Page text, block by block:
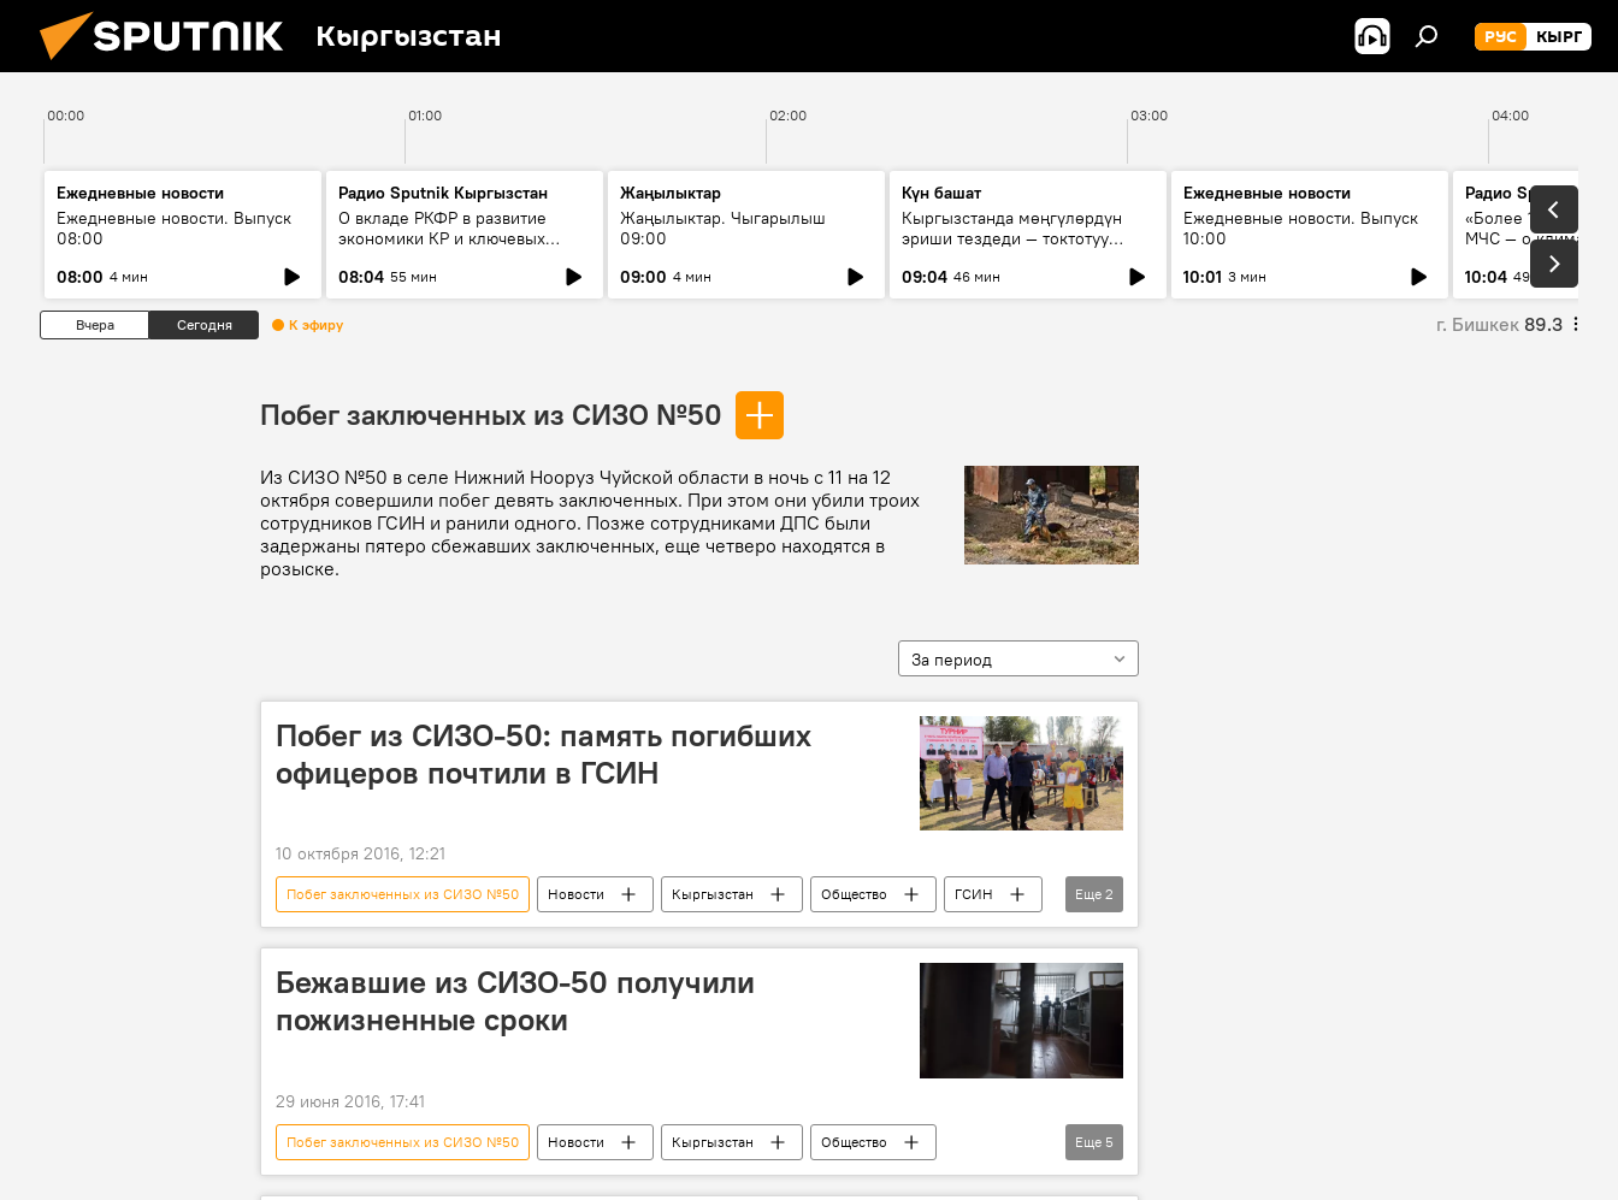
Кыргызстан РУС КЫРГ
00:00 01:00 02:00 03:00 04:00
Ежедневные новости
Ежедневные новости. Выпуск
08:00
08:00 4 мин
Радио Sputnik Кыргызстан
О вкладе РКФР в развитие
экономики КР и ключевых
08:04 55 мин
Жаңылыктар
Жаңылыктар. Чыгарылыш
09:00
09:00 4 мин
Күн башат
Кыргызстанда мөңгүлөрдүн
эриши тездеди — токтотуу
09:04 46 мин
Ежедневные новости
Ежедневные новости. Выпуск
10:00
10:01 3 мин
Радио Sputnik
«Более 1200 сёл в
МЧС — о климате,
системе
населения
10:04 49 мин
Вчера Сегодня К эфиру г. Бишкек 89.3
Побег заключенных из СИЗО №50
Из СИЗО №50 в селе Нижний Нооруз Чуйской области в ночь с 11 на 12
октября совершили побег девять заключенных. При этом они убили троих
сотрудников ГСИН и ранили одного. Позже сотрудниками ДПС были
задержаны пятеро сбежавших заключенных, еще четверо находятся в
розыске.
За период
Побег из СИЗО-50: память погибших
офицеров почтили в ГСИН
10 октября 2016, 12:21
Побег заключенных из СИЗО №50 Новости Кыргызстан Общество
ГСИН
память
побег
Еще 2
Бежавшие из СИЗО-50 получили
пожизненные сроки
29 июня 2016, 17:41
Побег заключенных из СИЗО №50 Новости Кыргызстан
Общество
СИЗО №50
приговор террорист срок побег
Еще 5